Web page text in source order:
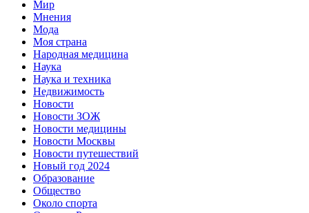
Мир
Мнения
Мода
Моя страна
Народная медицина
Наука
Наука и техника
Недвижимость
Новости
Новости ЗОЖ
Новости медицины
Новости Москвы
Новости путешествий
Новый год 2024
Образование
Общество
Около спорта